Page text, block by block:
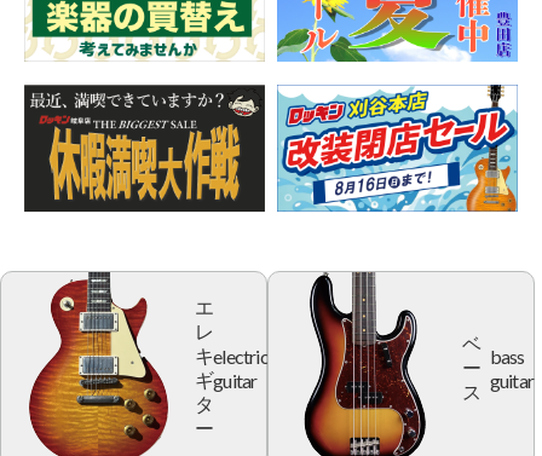
エ
レ
キ
ギ
タ
ー
electric
guitar
ベ
ー
ス
bass
guitar